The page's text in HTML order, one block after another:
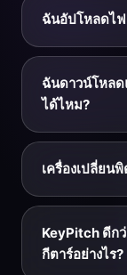
ต้องการ
และวนซ้ำท่อน
และใช้ Audio
จังหวะที่เหมา
เวอร์ชันเดียว
ฉันอัปโหลดไฟ
KeyPitch รอง
ไม่เกิน 50 MB
เพลง แบ็กกิ้งแ
ใหญ่ เมื่อคุณเป
อยู่ครบและประ
ฉันดาวน์โหล
ได้ไหม?
ได้ เมื่อคุณตั้งพิ
และแทร็กจะเ
แต่งและส่งออ
ที่ชะลอและย้า
เครื่องเปลี่ยน
ฟรี — การอัปโ
ดูตัวอย่างผลลั
สำหรับ
จ่ายเฉพาะเมื่อ
KeyPitch ดีก
กีตาร์อย่างไร?